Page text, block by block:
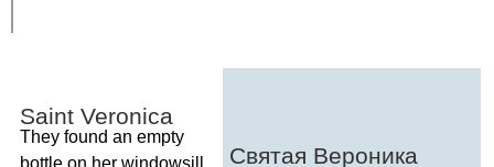
Saint Veronica
They found an empty
bottle on her windowsill
Cвятая Вероника